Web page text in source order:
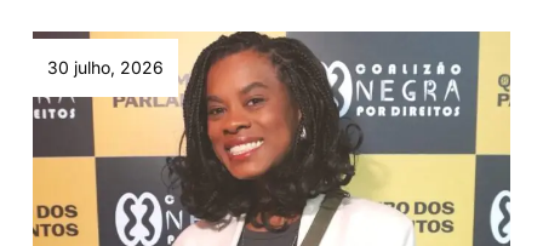
30 julho, 2026